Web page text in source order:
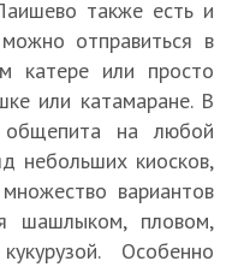
также есть и
отправиться в
катере или просто
или катамаране. В
общепита на любой
небольших киосков,
вариантов
шашлыком, пловом,
Особенно